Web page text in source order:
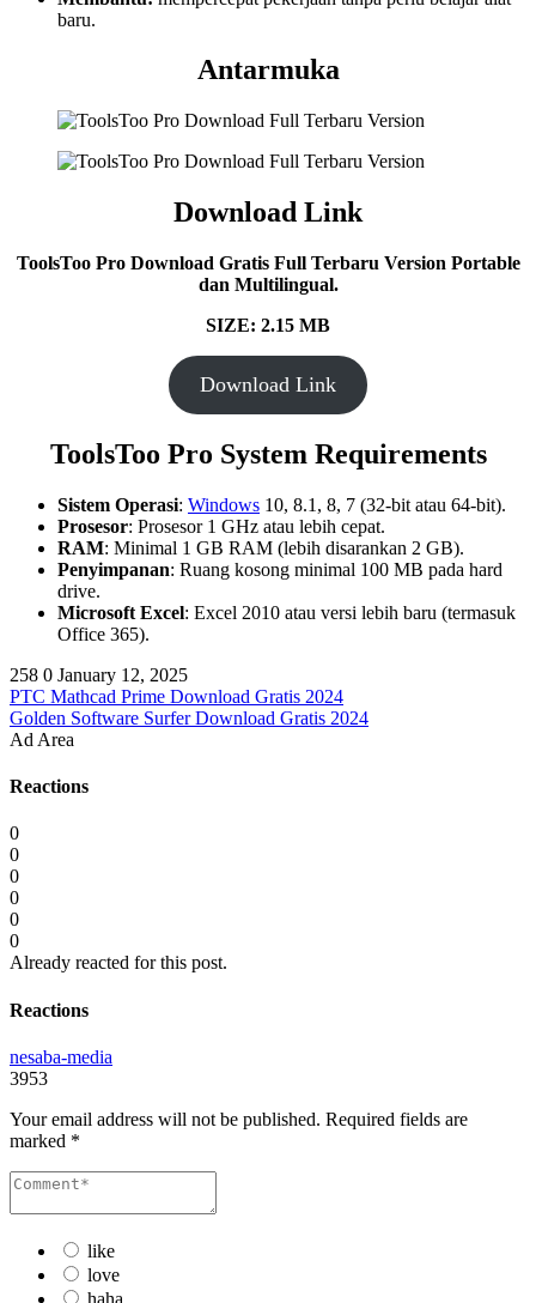
baru.
Antarmuka
Download Link
ToolsToo Pro Download Gratis Full Terbaru Version Portable
dan Multilingual.
SIZE: 2.15 MB
Download Link
ToolsToo Pro System Requirements
Sistem Operasi: Windows 10, 8.1, 8, 7 (32-bit atau 64-bit).
Prosesor: Prosesor 1 GHz atau lebih cepat.
RAM: Minimal 1 GB RAM (lebih disarankan 2 GB).
Penyimpanan: Ruang kosong minimal 100 MB pada hard
drive.
Microsoft Excel: Excel 2010 atau versi lebih baru (termasuk
Office 365).
258 0 January 12, 2025
PTC Mathcad Prime Download Gratis 2024
Golden Software Surfer Download Gratis 2024
Ad Area
Reactions
0
0
0
0
0
0
Already reacted for this post.
Reactions
nesaba-media
3953
Your email address will not be published. Required fields are
marked *
like
love
haha